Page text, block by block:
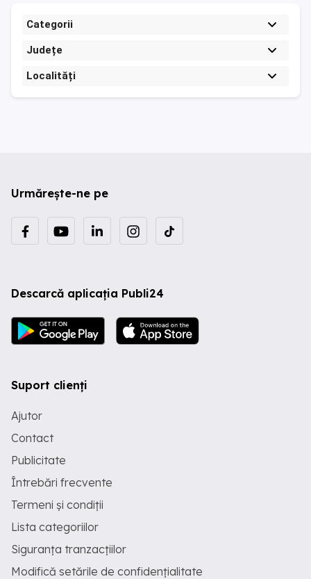
Categorii
Județe
Localități
Urmărește-ne pe
Descarcă aplicația Publi24
Suport clienți
Ajutor
Contact
Publicitate
Întrebări frecvente
Termeni și condiții
Lista categoriilor
Siguranța tranzacțiilor
Modifică setările de confidențialitate